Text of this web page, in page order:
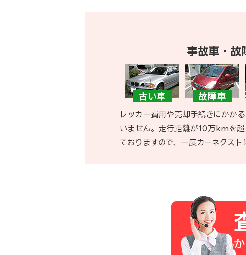
事故車・故
レッカー費用や売却手続きにかか
いません。走行距離が10万kmを
ておりますので、一度カーネクスト